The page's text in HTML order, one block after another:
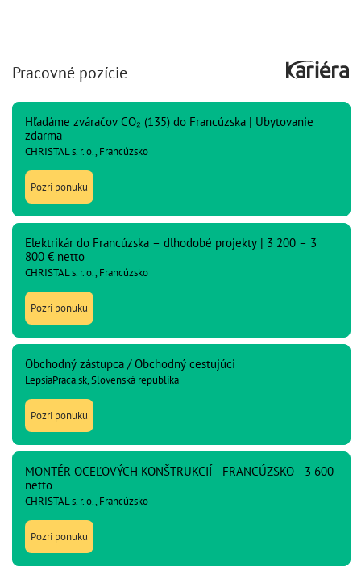
Pracovné pozície
Hľadáme zváračov CO₂ (135) do Francúzska | Ubytovanie
zdarma
CHRISTAL s. r. o., Francúzsko
Pozri ponuku
Elektrikár do Francúzska – dlhodobé projekty | 3 200 – 3
800 € netto
CHRISTAL s. r. o., Francúzsko
Pozri ponuku
Obchodný zástupca / Obchodný cestujúci
LepsiaPraca.sk, Slovenská republika
Pozri ponuku
MONTÉR OCEĽOVÝCH KONŠTRUKCIÍ - FRANCÚZSKO - 3 600
netto
CHRISTAL s. r. o., Francúzsko
Pozri ponuku